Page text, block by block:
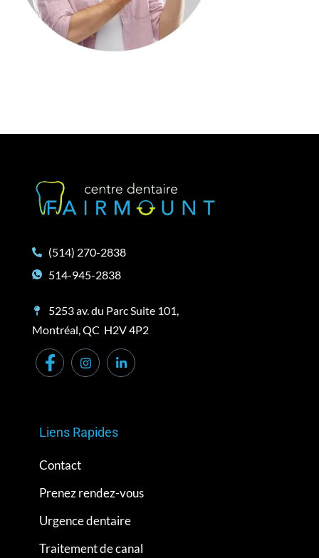
(514) 270-2838
514-945-2838
5253 av. du Parc Suite 101,
Montréal, QC H2V 4P2
Liens Rapides
Contact
Prenez rendez-vous
Urgence dentaire
Traitement de canal